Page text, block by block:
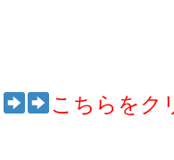
こちらをク